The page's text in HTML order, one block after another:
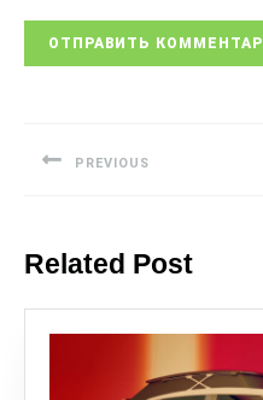
PREVIOUS
Related Post